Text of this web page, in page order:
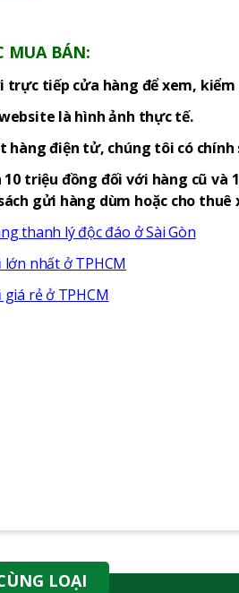
MUA BÁN:
trực tiếp cửa hàng để xem,
là hình ảnh thực tế.
hàng điện tử, chúng tôi có
triệu đồng đối với hàng cũ và
gửi hàng dùm hoặc cho
thanh lý độc đáo ở Sài Gòn
nhất ở TPHCM
rẻ ở TPHCM
LOẠI